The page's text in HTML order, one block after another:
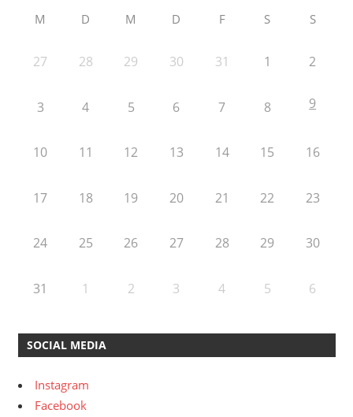
M D M D F S S
27 28 29 30 31 1 2
3 4 5 6 7 8 9
10 11 12 13 14 15 16
17 18 19 20 21 22 23
24 25 26 27 28 29 30
31 1 2 3 4 5 6
SOCIAL MEDIA
Instagram
Facebook